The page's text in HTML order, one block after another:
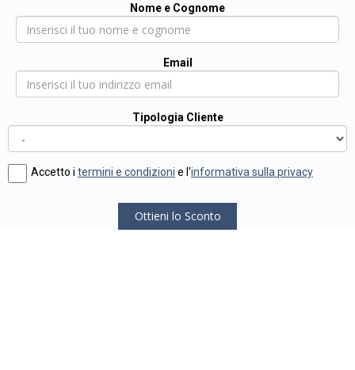
Nome e Cognome
Email
Tipologia Cliente
Accetto i termini e condizioni e l'informativa sulla privacy
Ottieni lo Sconto